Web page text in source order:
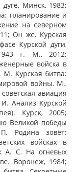
Минск, 1983;
планирование и
на северном
Он же. Курская
Курской дуги,
г. М., 2012;
войска в
М. Курская битва:
войны. М.,
авиация
Анализ Курской
Курск, 2005;
Великой победы
Родина зовёт:
войсках в
А. С. На огневых
Воронеж, 1984;